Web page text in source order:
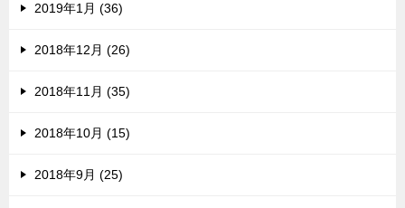
2019年1月 (36)
2018年12月 (26)
2018年11月 (35)
2018年10月 (15)
2018年9月 (25)